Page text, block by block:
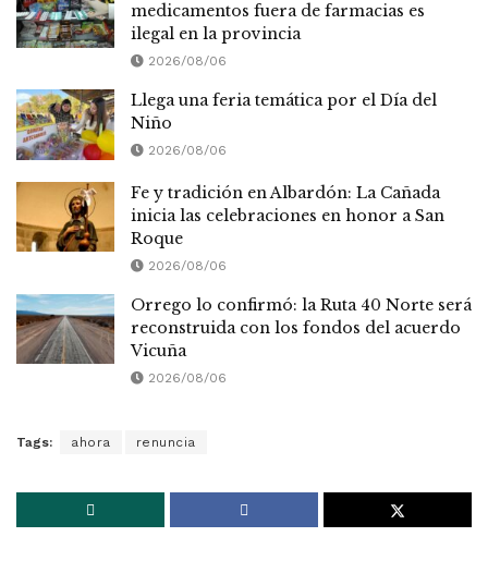
medicamentos fuera de farmacias es
ilegal en la provincia
2026/08/06
Llega una feria temática por el Día del
Niño
2026/08/06
Fe y tradición en Albardón: La Cañada
inicia las celebraciones en honor a San
Roque
2026/08/06
Orrego lo confirmó: la Ruta 40 Norte será
reconstruida con los fondos del acuerdo
Vicuña
2026/08/06
Tags: ahora renuncia